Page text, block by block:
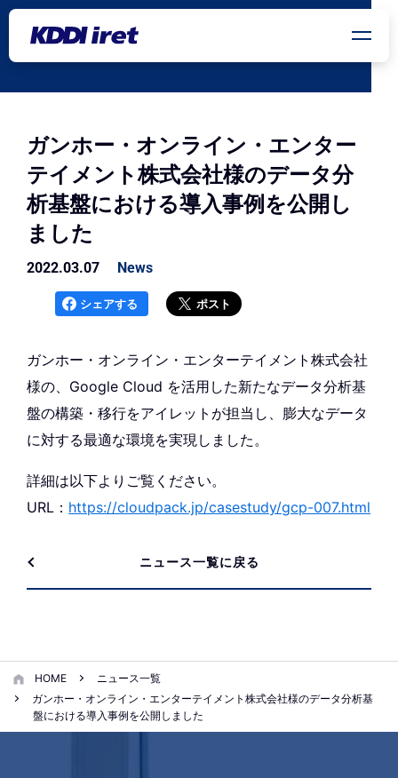
メインコンテンツにスキップ
ガンホー・オンライン・エンター
テイメント株式会社様のデータ分
析基盤における導入事例を公開し
ました
2022.03.07 News
シェアする ポスト
ガンホー・オンライン・エンターテイメント株式会社
様の、Google Cloud を活用した新たなデータ分析基
盤の構築・移行をアイレットが担当し、膨大なデータ
に対する最適な環境を実現しました。
詳細は以下よりご覧ください。
URL： https://cloudpack.jp/casestudy/gcp-007.html
ニュース一覧に戻る
HOME
ニュース一覧
ガンホー・オンライン・エンターテイメント株式会社様のデータ分析基
盤における導入事例を公開しました